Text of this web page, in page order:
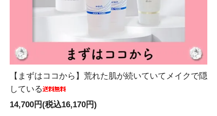
【まずはココから】荒れた肌が続いていてメイクで隠
している
14,700円(税込16,170円)